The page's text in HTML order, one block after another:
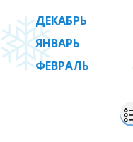
ДЕКАБРЬ
ЯНВАРЬ
ФЕВРАЛЬ